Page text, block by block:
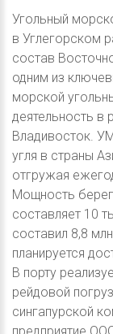
Угольный
в Углегорском
состав
одним из
морской
деятельность
Владивосток.
угля в страны
отгружая
Мощность
составляет 10
составил 8,8
планируется
В порту
рейдовой
сингапурской